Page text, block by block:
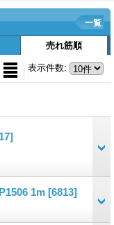
一覧
売れ筋順
表示件数:
1m [6813]